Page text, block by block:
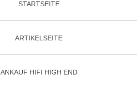
STARTSEITE
ARTIKELSEITE
ANKAUF HIFI HIGH END